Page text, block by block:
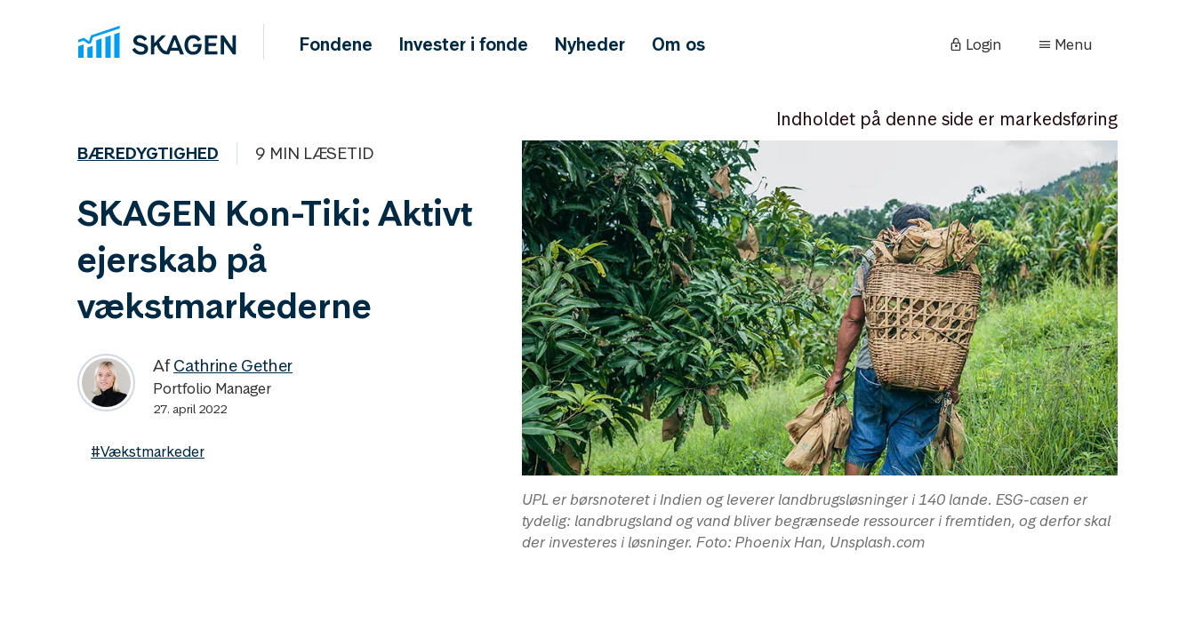
Fondene Invester i fonde Nyheder Om os Login Menu
Indholdet på denne side er markedsføring
BÆREDYGTIGHED 9 MIN LÆSETID
SKAGEN Kon-Tiki: Aktivt
ejerskab på
vækstmarkederne
Af Cathrine Gether
Portfolio Manager
27. april 2022
#Vækstmarkeder
UPL er børsnoteret i Indien og leverer landbrugsløsninger i 140 lande. ESG-casen er
tydelig: landbrugsland og vand bliver begrænsede ressourcer i fremtiden, og derfor skal
der investeres i løsninger. Foto: Phoenix Han, Unsplash.com